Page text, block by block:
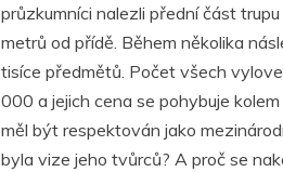
průzkumníci nalezli přední část
metrů od přídě. Během několika
tisíce předmětů. Počet všech
000 a jejich cena se pohybuje
měl být respektován jako
byla vize jeho tvůrců? A proč se